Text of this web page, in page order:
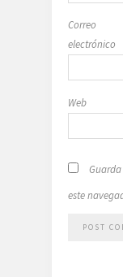
Correo
electrónico
Web
este